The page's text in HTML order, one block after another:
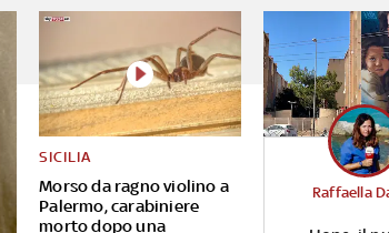
Morso da ragno violino a
Palermo, carabiniere
morto dopo una
SICILIA
Raffaella